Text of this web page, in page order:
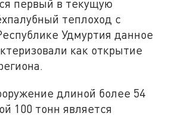
первый в текущую
теплоход с
Удмуртия данное
как открытие
длиной более 54
100 тонн является